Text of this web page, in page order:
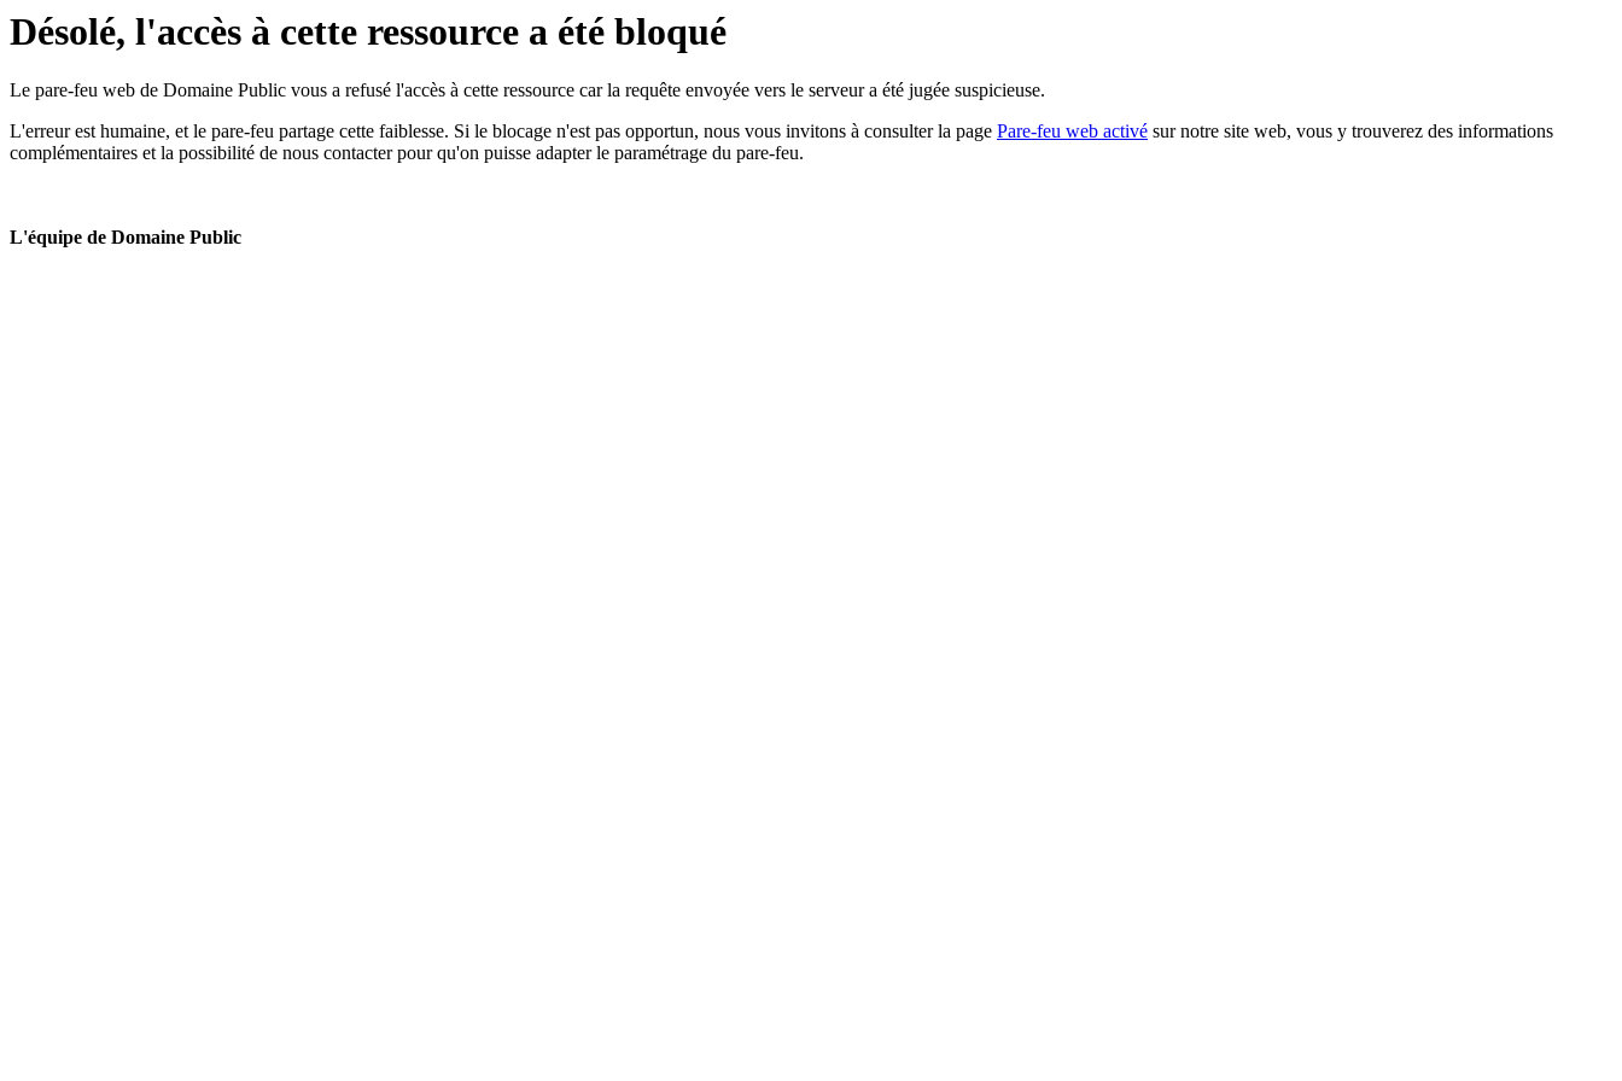
Désolé, l'accès à cette ressource a été bloqué
Le pare-feu web de Domaine Public vous a refusé l'accès à cette ressource car la requête envoyée vers le serveur a été jugée suspicieuse.
L'erreur est humaine, et le pare-feu partage cette faiblesse. Si le blocage n'est pas opportun, nous vous invitons à consulter la page Pare-feu web activé sur notre site web, vous y trouverez des informations
complémentaires et la possibilité de nous contacter pour qu'on puisse adapter le paramétrage du pare-feu.
L'équipe de Domaine Public